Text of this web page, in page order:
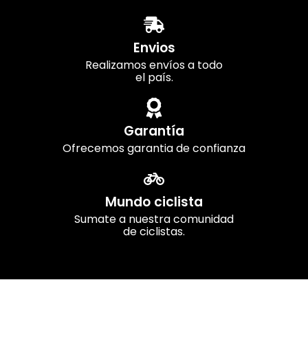
Envios
Realizamos envíos a todo
el país.
Garantía
Ofrecemos garantia de confianza
Mundo ciclista
Sumate a nuestra comunidad
de ciclistas.